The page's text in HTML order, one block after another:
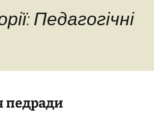
Педагогічні
педради